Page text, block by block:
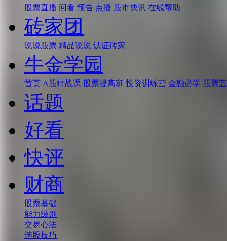
股票直播 回看 预告 点播 股市快讯 在线帮助
砖家团
说说股票 精品说说 认证砖家
牛金学园
首页 A股特战课 股票提高班 投资训练营 金融必学 股票
话题
好看
快评
财商
股票基础
能力级别
交易心法
选股技巧